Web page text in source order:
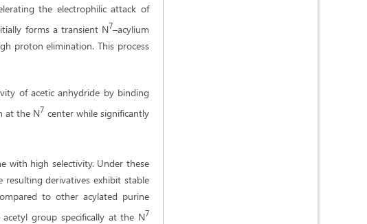
the electrophilic attack of
forms a transient N7–acylium
proton elimination. This process
of acetic anhydride by binding
at the N7 center while significantly
with high selectivity. Under these
derivatives exhibit stable
to other acylated purine
group specifically at the N7